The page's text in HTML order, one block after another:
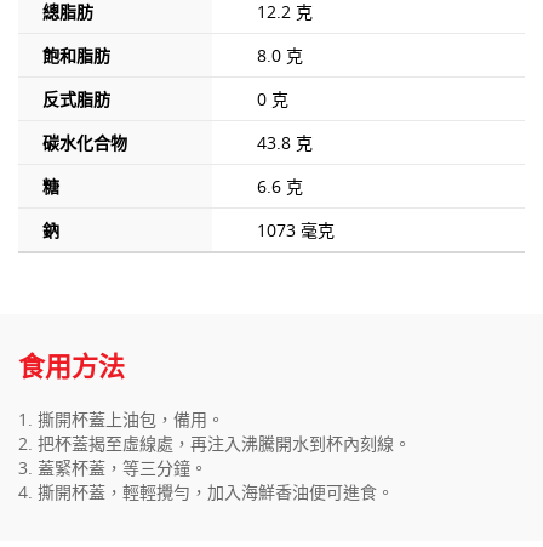
總脂肪
12.2 克
飽和脂肪
8.0 克
反式脂肪
0 克
碳水化合物
43.8 克
糖
6.6 克
鈉
1073 毫克
食用方法
1. 撕開杯蓋上油包，備用。
2. 把杯蓋揭至虛線處，再注入沸騰開水到杯內刻線。
3. 蓋緊杯蓋，等三分鐘。
4. 撕開杯蓋，輕輕攪勻，加入海鮮香油便可進食。